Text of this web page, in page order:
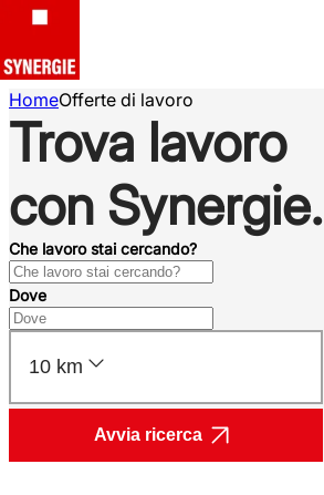
HomeOfferte di lavoro
Trova lavoro
con Synergie.
Che lavoro stai cercando?
Dove
10 km
Avvia ricerca